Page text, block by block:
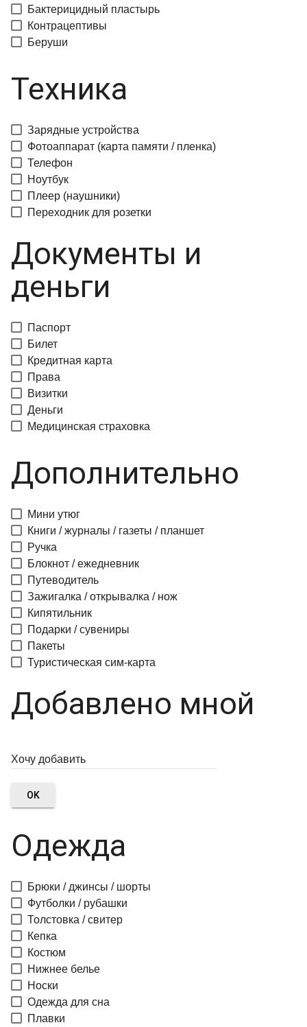
Бактерицидный пластырь
Контрацептивы
Беруши
Техника
Зарядные устройства
Фотоаппарат (карта памяти / пленка)
Телефон
Ноутбук
Плеер (наушники)
Переходник для розетки
Документы и
деньги
Паспорт
Билет
Кредитная карта
Права
Визитки
Деньги
Медицинская страховка
Дополнительно
Мини утюг
Книги / журналы / газеты / планшет
Ручка
Блокнот / ежедневник
Путеводитель
Зажигалка / открывалка / нож
Кипятильник
Подарки / сувениры
Пакеты
Туристическая сим-карта
Добавлено мной
OK
Одежда
Брюки / джинсы / шорты
Футболки / рубашки
Толстовка / свитер
Кепка
Костюм
Нижнее белье
Носки
Одежда для сна
Плавки